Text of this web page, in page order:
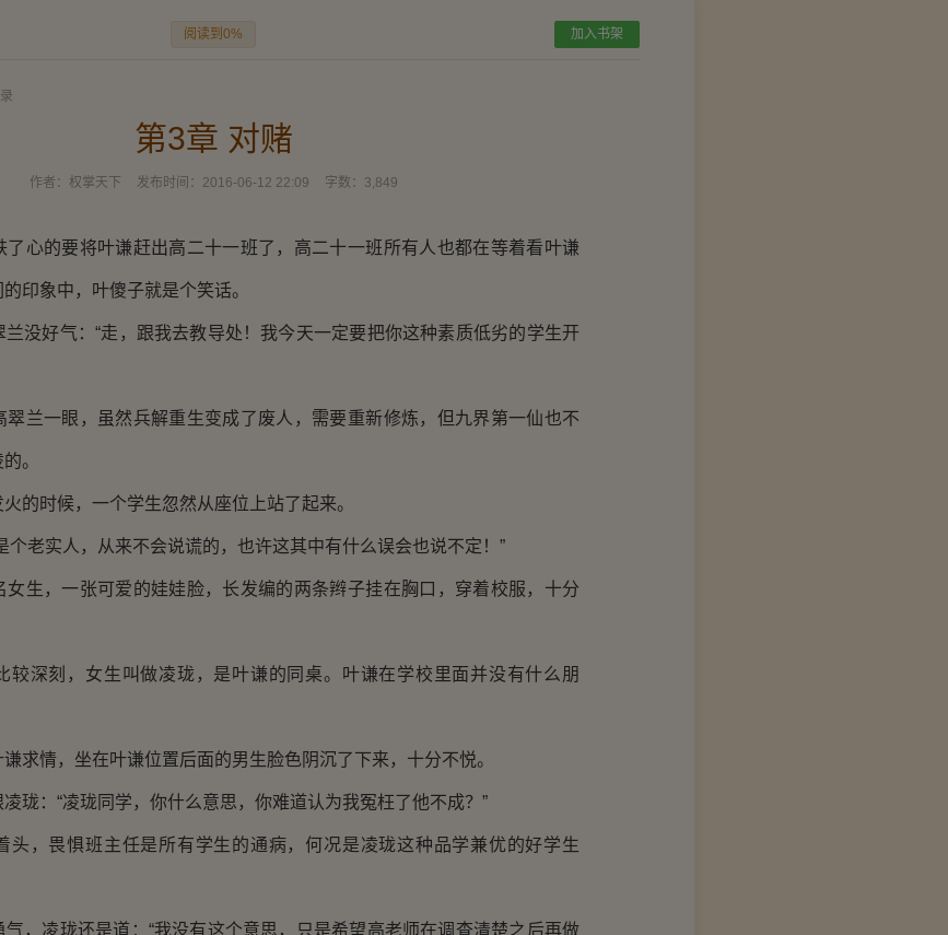
阅读到0% 加入书架
第3章 对赌
作者： 权掌天下 发布时间： 2016-06-12 22:09 字数： 3,849
的要将叶谦赶出高二十一班了，高二十一班所有人也都在等着看叶谦
印象中，叶傻子就是个笑话。
好气：“走，跟我去教导处！我今天一定要把你这种素质低劣的学生开
一眼，虽然兵解重生变成了废人，需要重新修炼，但九界第一仙也不
。
时候，一个学生忽然从座位上站了起来。
老实人，从来不会说谎的，也许这其中有什么误会也说不定！”
，一张可爱的娃娃脸，长发编的两条辫子挂在胸口，穿着校服，十分
深刻，女生叫做凌珑，是叶谦的同桌。叶谦在学校里面并没有什么朋
情，坐在叶谦位置后面的男生脸色阴沉了下来，十分不悦。
：“凌珑同学，你什么意思，你难道认为我冤枉了他不成？”
，畏惧班主任是所有学生的通病，何况是凌珑这种品学兼优的好学生
凌珑还是道：“我没有这个意思，只是希望高老师在调查清楚之后再做